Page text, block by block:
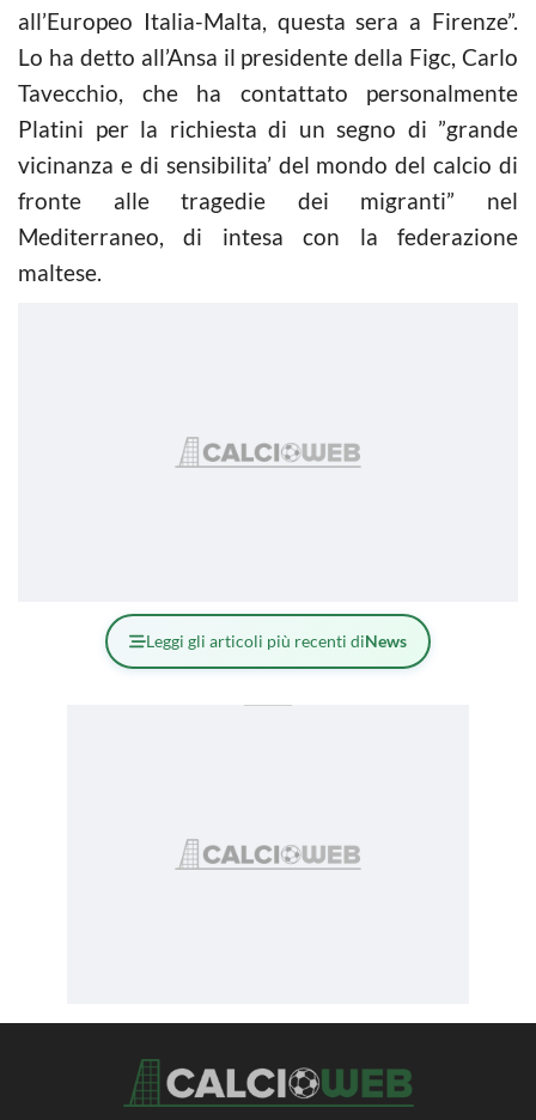
all’Europeo Italia-Malta, questa sera a Firenze”.
Lo ha detto all’Ansa il presidente della Figc, Carlo
Tavecchio, che ha contattato personalmente
Platini per la richiesta di un segno di ”grande
vicinanza e di sensibilita’ del mondo delcalcio di
fronte alle tragedie dei migranti” nel
Mediterraneo, di intesa con la federazione
maltese.
Leggi gli articoli più recenti diNews